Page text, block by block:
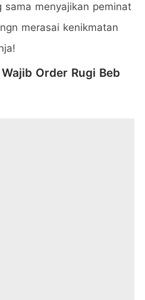
menyajikan peminat
merasai kenikmatan
Order Rugi Beb